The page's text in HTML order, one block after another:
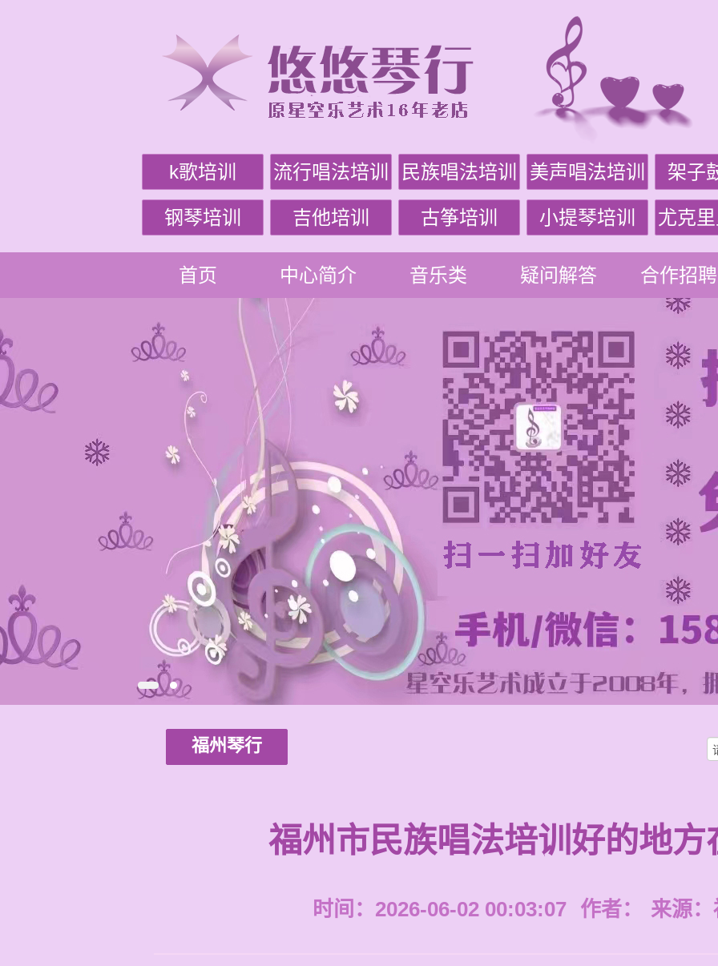
k歌培训 流行唱法培训 民族唱法培训 美声唱法培训 架子
钢琴培训 吉他培训 古筝培训 小提琴培训 尤克
首页 中心简介 音乐类 疑问解答 合作招聘
福州琴行
福州市民族唱法培训好的地方
时间：2026-06-02 00:03:07 作者： 来源：